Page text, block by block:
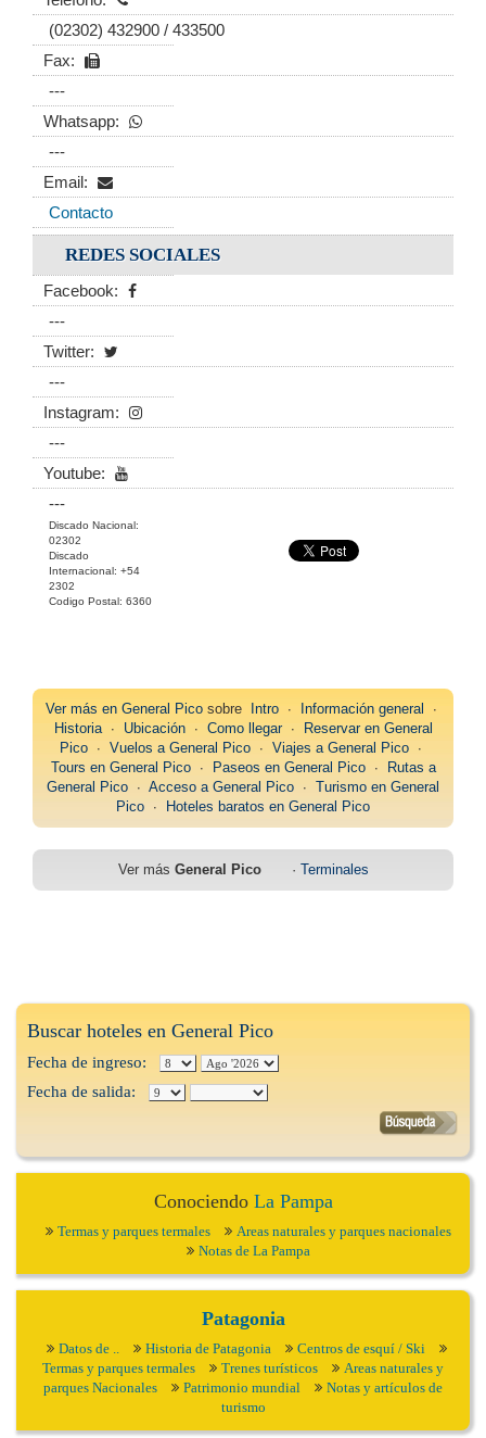
(02302) 432900 / 433500
Fax:
---
Whatsapp:
---
Email:
Contacto
REDES SOCIALES
Facebook:
---
Twitter:
---
Instagram:
---
Youtube:
---
Discado Nacional:
02302
Discado
Internacional: +54
2302
Codigo Postal: 6360
Ver más en General Picosobre Intro∙ Información general ∙
Historia∙ Ubicación∙ Como llegar∙
Reservar en General
Pico ∙ Vuelos a General Pico ∙ Viajes a General Pico ∙
Tours en General Pico∙ Paseos en General Pico∙
Rutas a
General Pico ∙ Acceso a General Pico ∙ Turismo en General
Pico ∙ Hoteles baratos en General Pico
Ver más General Pico· Terminales
Buscar hoteles en General Pico
Fecha de ingreso:
Fecha de salida:
Conociendo La Pampa
Termas y parques termales
Areas naturales y parques nacionales
Notas de La Pampa
Patagonia
Datos de .. Historia de Patagonia
Centros de esquí / Ski
Termas y parques termales
Trenes turísticos
Areas naturales y
parques Nacionales
Patrimonio mundial
Notas y artículos de
turismo